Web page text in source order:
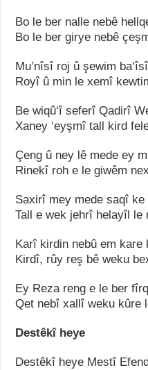
Bo le ber nalle nebê
Bo le ber girye nebê
Mu’nîsî roj û şewim
Royî û min le xemî
Be wiqû‘î seferî Qadirî
Xaney ‘eyşmî tall kird
Çeng û ney lê mede ey
Rinekî roh e le giwêm
Saxirî mey mede saqî
Tall e wek jehrî helayîl le
Karî kirdin nebû em kare
Kirdî, rûy reş bê weku
Ey Reza reng e le ber
Qet nebî xallî weku kûre
Destêkî heye
Destêkî heye Mestî